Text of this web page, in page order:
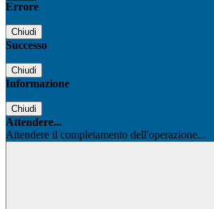
Errore
Chiudi
Successo
Chiudi
Informazione
Chiudi
Attendere...
Attendere il completamento dell'operazione...